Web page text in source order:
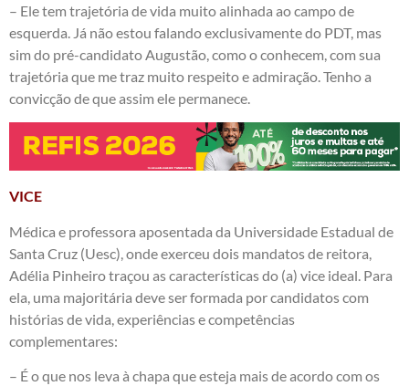
– Ele tem trajetória de vida muito alinhada ao campo de
esquerda. Já não estou falando exclusivamente do PDT, mas
sim do pré-candidato Augustão, como o conhecem, com sua
trajetória que me traz muito respeito e admiração. Tenho a
convicção de que assim ele permanece.
VICE
Médica e professora aposentada da Universidade Estadual de
Santa Cruz (Uesc), onde exerceu dois mandatos de reitora,
Adélia Pinheiro traçou as características do (a) vice ideal. Para
ela, uma majoritária deve ser formada por candidatos com
histórias de vida, experiências e competências
complementares:
– É o que nos leva à chapa que esteja mais de acordo com os